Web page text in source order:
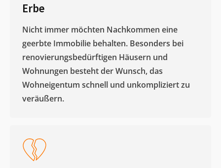
Erbe
Nicht immer möchten Nachkommen eine
geerbte Immobilie behalten. Besonders bei
renovierungsbedürftigen Häusern und
Wohnungen besteht der Wunsch, das
Wohneigentum schnell und unkompliziert zu
veräußern. ​